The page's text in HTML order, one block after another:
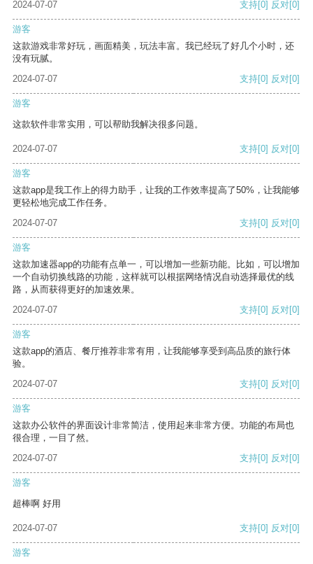
2024-07-07 支持[0] 反对[0]
游客
这款游戏非常好玩，画面精美，玩法丰富。我已经玩了好几个小时，还
没有玩腻。
2024-07-07
支持[0] 反对[0]
游客
这款软件非常实用，可以帮助我解决很多问题。
2024-07-07 支持[0] 反对[0]
游客
这款app是我工作上的得力助手，让我的工作效率提高了50%，让我能够
更轻松地完成工作任务。
2024-07-07
支持[0] 反对[0]
游客
这款加速器app的功能有点单一，可以增加一些新功能。比如，可以增加
一个自动切换线路的功能，这样就可以根据网络情况自动选择最优的线
路，从而获得更好的加速效果。
2024-07-07
支持[0] 反对[0]
游客
这款app的酒店、餐厅推荐非常有用，让我能够享受到高品质的旅行体
验。
2024-07-07
支持[0] 反对[0]
游客
这款办公软件的界面设计非常简洁，使用起来非常方便。功能的布局也
很合理，一目了然。
2024-07-07
支持[0] 反对[0]
游客
超棒啊 好用
2024-07-07 支持[0] 反对[0]
游客